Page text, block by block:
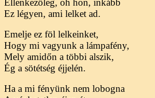
Ellenkezőleg, oh hon, inkább
Ez légyen, ami lelket ad.
Emelje ez föl lelkeinket,
Hogy mi vagyunk a lámpafény,
Mely amidőn a többi alszik,
Ég a sötétség éjjelén.
Ha a mi fényünk nem lobogna